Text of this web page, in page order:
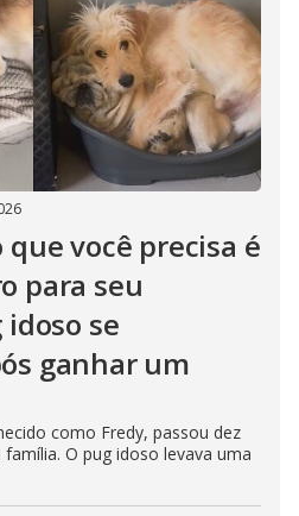
que você precisa é
para seu
idoso se
ganhar um
como Fredy, passou dez
O pug idoso levava uma